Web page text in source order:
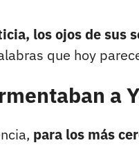
los ojos de sus
que hoy
a
para los más